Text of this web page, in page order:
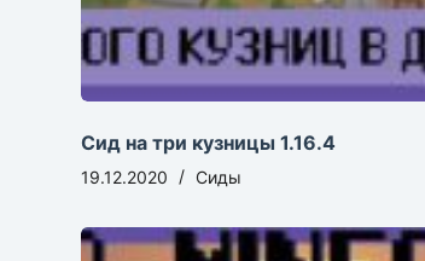
Сид на три кузницы 1.16.4
19.12.2020 Сиды